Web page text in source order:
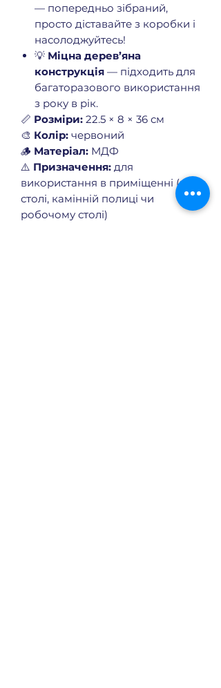
— попередньо зібраний,
просто діставайте з коробки і
насолоджуйтесь!
💡 Міцна дерев’яна
конструкція — підходить для
багаторазового використання
з року в рік.
📏 Розміри: 22.5 × 8 × 36 см
🎨 Колір: червоний
🪵 Матеріал: МДФ
⚠️ Призначення: для
використання в приміщенні (на
столі, камінній полиці чи
робочому столі)